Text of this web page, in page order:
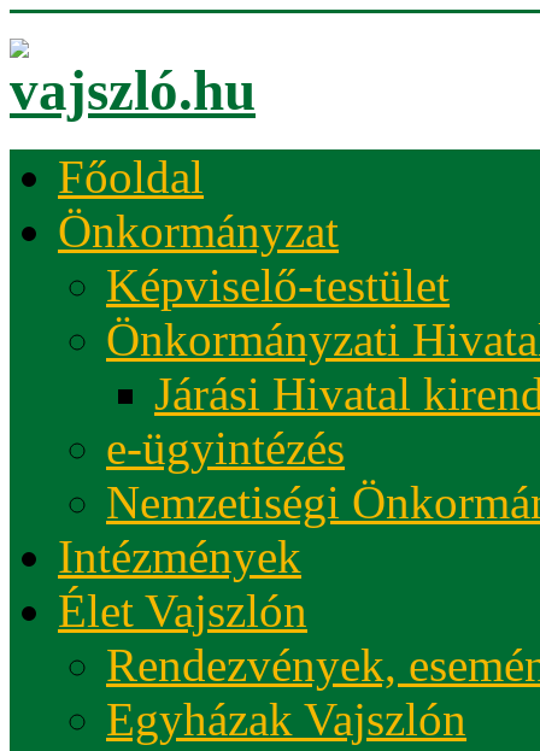
Főoldal
Önkormányzat
Képviselő-testület
Önkormányzati
Járási Hivatal
e-ügyintézés
Nemzetiségi
Intézmények
Élet Vajszlón
Rendezvények,
Egyházak Vajszlón